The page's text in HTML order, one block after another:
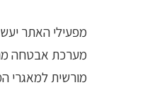
מפעילי האתר
מערכת אבטחה
מורשית למאגרי